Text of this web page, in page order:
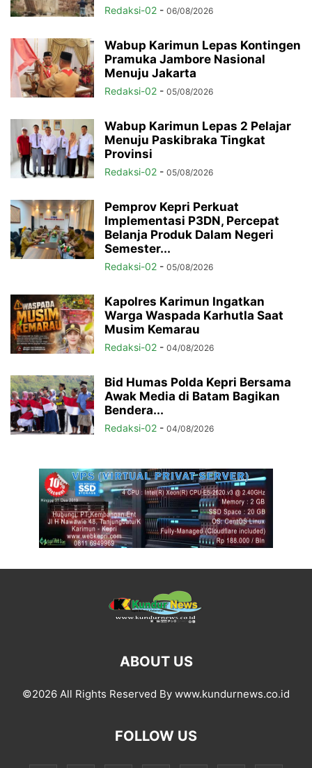
Redaksi-02 - 06/08/2026
Wabup Karimun Lepas Kontingen
Pramuka Jambore Nasional
Menuju Jakarta
Redaksi-02 - 05/08/2026
Wabup Karimun Lepas 2 Pelajar
Menuju Paskibraka Tingkat
Provinsi
Redaksi-02 - 05/08/2026
Pemprov Kepri Perkuat
Implementasi P3DN, Percepat
Belanja Produk Dalam Negeri
Semester...
Redaksi-02 - 05/08/2026
Kapolres Karimun Ingatkan
Warga Waspada Karhutla Saat
Musim Kemarau
Redaksi-02 - 04/08/2026
Bid Humas Polda Kepri Bersama
Awak Media di Batam Bagikan
Bendera...
Redaksi-02 - 04/08/2026
ABOUT US
©2026 All Rights Reserved By www.kundurnews.co.id
FOLLOW US